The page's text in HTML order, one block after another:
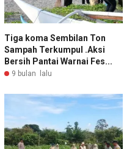
Tiga koma Sembilan Ton
Sampah Terkumpul .Aksi
Bersih Pantai Warnai Fes...
9 bulan lalu